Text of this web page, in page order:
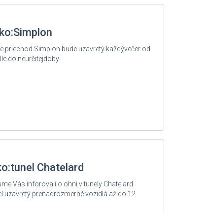
priechod Simplon bude uzavretý každývečer od
do neurčitejdoby.
Chatelard
Vás inforovali o ohni v tunely Chatelard
uzavretý prenadrozmerné vozidlá až do 12